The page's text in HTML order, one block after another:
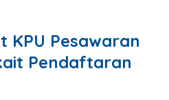
KPU Pesawaran
Pendaftaran